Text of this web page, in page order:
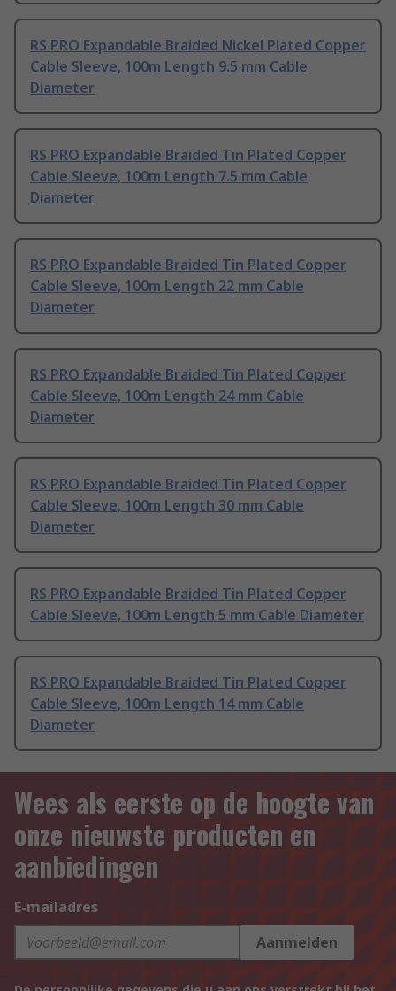
RS PRO Expandable Braided Nickel Plated Copper
Cable Sleeve, 100m Length 9.5 mm Cable
Diameter
RS PRO Expandable Braided Tin Plated Copper
Cable Sleeve, 100m Length 7.5 mm Cable
Diameter
RS PRO Expandable Braided Tin Plated Copper
Cable Sleeve, 100m Length 22 mm Cable
Diameter
RS PRO Expandable Braided Tin Plated Copper
Cable Sleeve, 100m Length 24 mm Cable
Diameter
RS PRO Expandable Braided Tin Plated Copper
Cable Sleeve, 100m Length 30 mm Cable
Diameter
RS PRO Expandable Braided Tin Plated Copper
Cable Sleeve, 100m Length 5 mm Cable Diameter
RS PRO Expandable Braided Tin Plated Copper
Cable Sleeve, 100m Length 14 mm Cable
Diameter
Wees als eerste op de hoogte van
onze nieuwste producten en
aanbiedingen
E-mailadres
Aanmelden